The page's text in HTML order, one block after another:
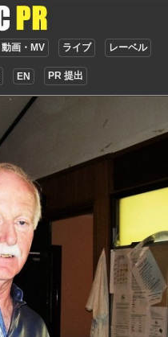
動画・MV ライブ レーベル
EN PR 提出